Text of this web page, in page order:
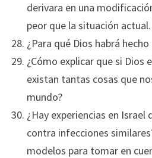
derivara en una
peor que la situación actual.
¿Para qué Dios habrá
¿Cómo explicar que si Dios
existan tantas cosas que
mundo?
¿Hay experiencias en
contra infecciones
modelos para tomar en